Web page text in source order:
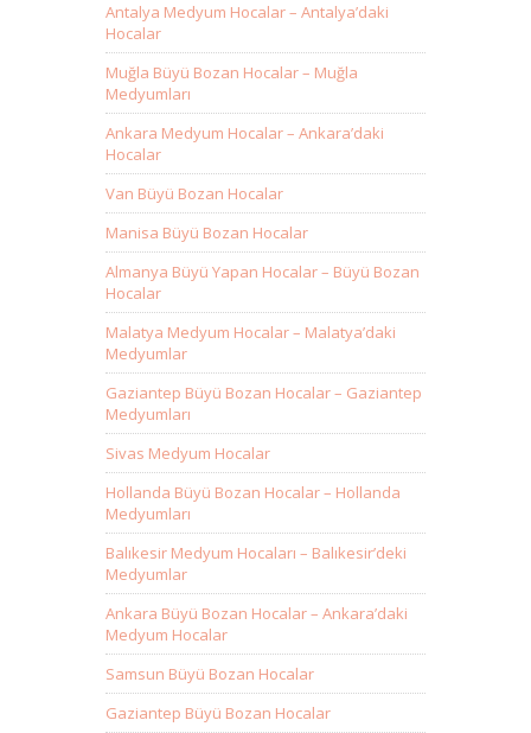
Antalya Medyum Hocalar – Antalya’daki
Hocalar
Muğla Büyü Bozan Hocalar – Muğla
Medyumları
Ankara Medyum Hocalar – Ankara’daki
Hocalar
Van Büyü Bozan Hocalar
Manisa Büyü Bozan Hocalar
Almanya Büyü Yapan Hocalar – Büyü Bozan
Hocalar
Malatya Medyum Hocalar – Malatya’daki
Medyumlar
Gaziantep Büyü Bozan Hocalar – Gaziantep
Medyumları
Sivas Medyum Hocalar
Hollanda Büyü Bozan Hocalar – Hollanda
Medyumları
Balıkesir Medyum Hocaları – Balıkesir’deki
Medyumlar
Ankara Büyü Bozan Hocalar – Ankara’daki
Medyum Hocalar
Samsun Büyü Bozan Hocalar
Gaziantep Büyü Bozan Hocalar